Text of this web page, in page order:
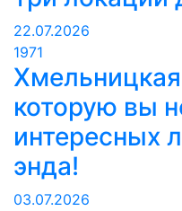
22.07.2026
1971
которую вы
интересных
энда!
03.07.2026